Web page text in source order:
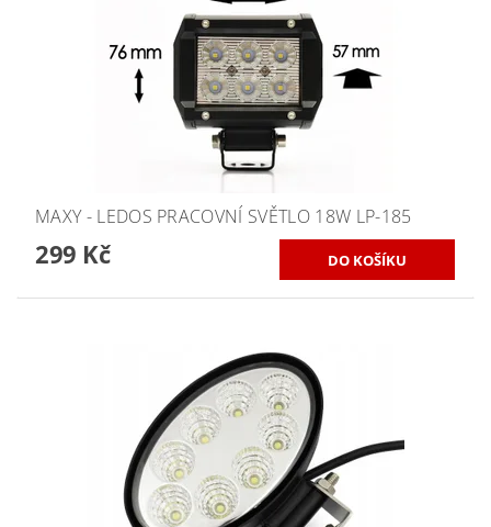
MAXY - LEDOS PRACOVNÍ SVĚTLO 18W LP-185
299 Kč